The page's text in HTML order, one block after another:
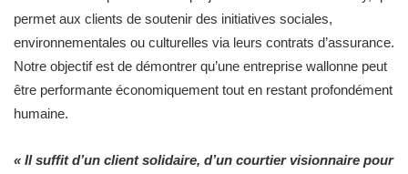
permet aux clients de soutenir des initiatives sociales,
environnementales ou culturelles via leurs contrats d’assurance.
Notre objectif est de démontrer qu’une entreprise wallonne peut
être performante économiquement tout en restant profondément
humaine.
« Il suffit d’un client solidaire, d’un courtier visionnaire pour